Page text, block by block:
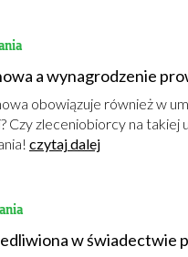
a wynagrodzenie
obowiązuje również w
Czy zleceniobiorcy na
czytaj dalej
w świadectwie